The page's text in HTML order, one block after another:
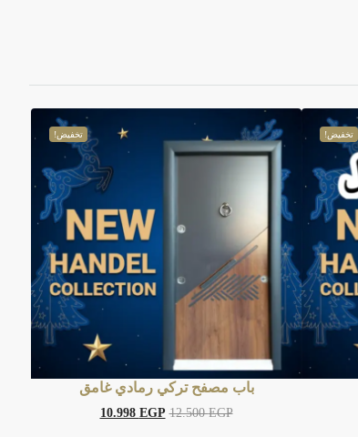
تخفيض! تخفيض!
باب مصفح تركي رمادي غامق
12.500EGP
10.998 EGP